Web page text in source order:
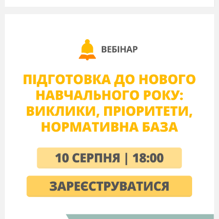
Якщо художник
Лицарів, що у поході,
Або війни чи
стихію,
Що колись була в природі,
Чи принцес і королів,
Воїнів з мечем незвичним,
Смуток, радість і любов –
Художник все відображає,
І красу людей у праці
Він чудово розкриває.
Все, що діється навкіл,